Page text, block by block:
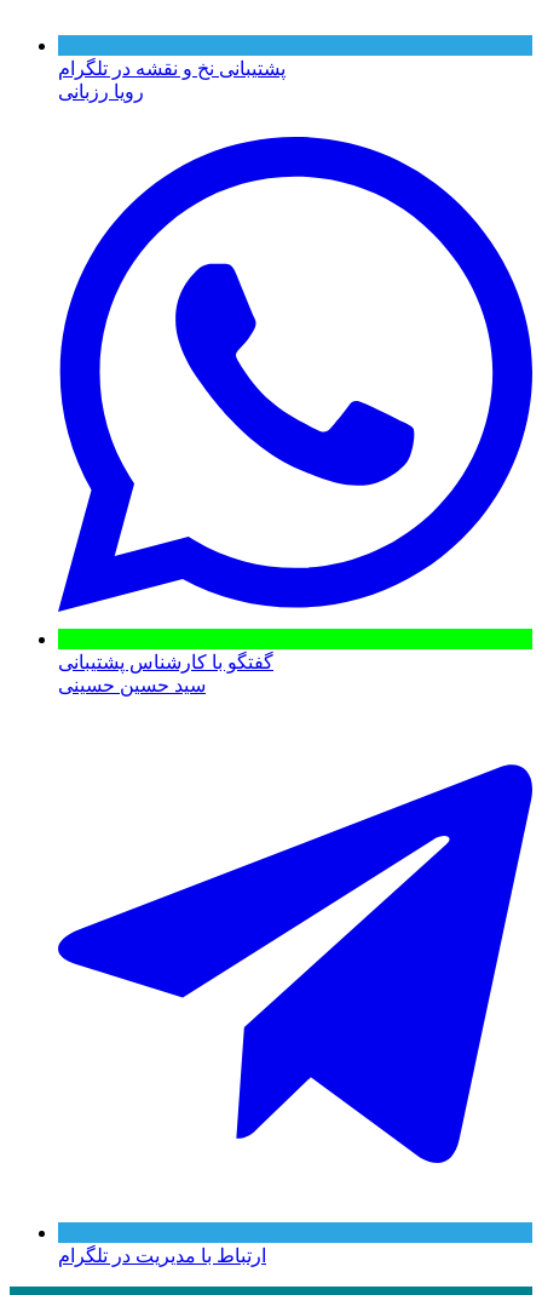
پشتیبانی نخ و نقشه در تلگرام
رویا رزبانی
گفتگو با کارشناس پشتیبانی
سید حسین حسینی
ارتباط با مدیریت در تلگرام